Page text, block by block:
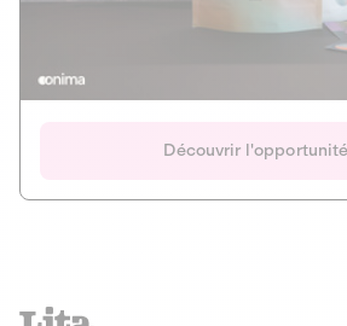
IR 50% JEIR
Découvrir l'opportunité
Onima
CAPITAL INVESTISSEMENT
AGRICULTURE ET ALIMENTATION